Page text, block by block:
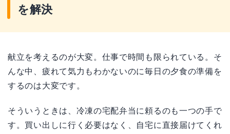
を解決
献立を考えるのが大変。仕事で時間も限られている。そ
んな中、疲れて気力もわかないのに毎日の夕食の準備を
するのは大変です。
そういうときは、冷凍の宅配弁当に頼るのも一つの手で
す。買い出しに行く必要はなく、自宅に直接届けてくれ